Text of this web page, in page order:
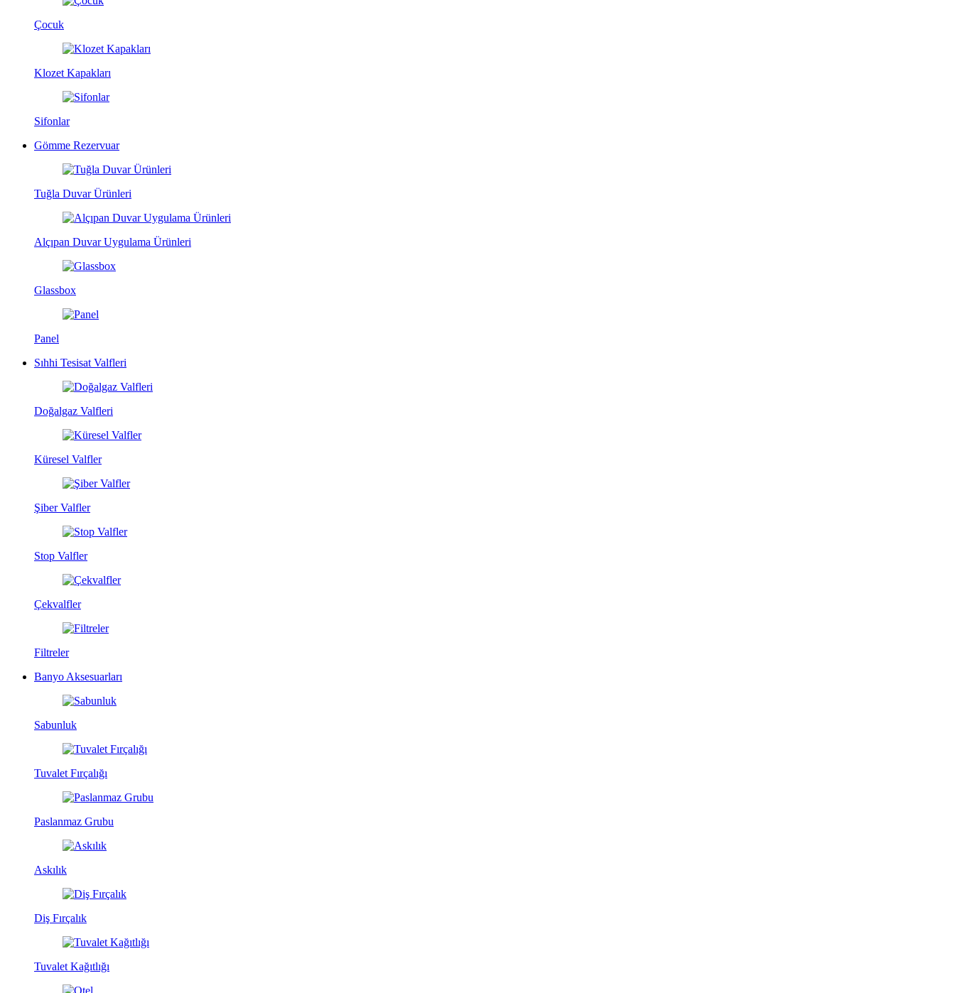
Çocuk
Klozet Kapakları
Sifonlar
Gömme Rezervuar
Tuğla Duvar Ürünleri
Alçıpan Duvar Uygulama Ürünleri
Glassbox
Panel
Sıhhi Tesisat Valfleri
Doğalgaz Valfleri
Küresel Valfler
Şiber Valfler
Stop Valfler
Çekvalfler
Filtreler
Banyo Aksesuarları
Sabunluk
Tuvalet Fırçalığı
Paslanmaz Grubu
Askılık
Diş Fırçalık
Tuvalet Kağıtlığı